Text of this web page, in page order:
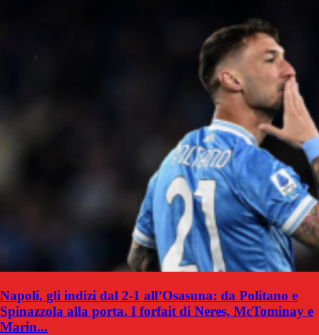
Napoli, gli indizi dal 2-1 all’Osasuna: da Politano e
Spinazzola alla porta. I forfait di Neres, McTominay e
Marin...